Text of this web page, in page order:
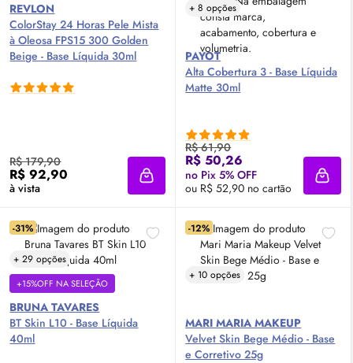
REVLON
ColorStay 24 Horas Pele Mista
à Oleosa FPS15 300 Golden
Beige - Base Líquida 30ml
R$ 179,90
R$ 92,90
à vista Adicionar à sacola
+ 8 opções
PAYOT
Alta Cobertura 3 - Base Líquida
Matte 30ml
R$ 61,90
R$ 50,26
no Pix 5% OFF
ou R$ 52,90 no cartão
-31%
+ 29 opções
+15%OFF NA SELEÇÃO
BRUNA TAVARES
BTSkin L10 - Base Líquida
40ml
-12%
+ 10 opções
MARI MARIA MAKEUP
VelvetSkin Bege Médio - Base
e Corretivo 25g